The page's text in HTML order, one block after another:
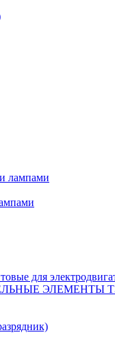
лампами
для
ЭЛЕМЕНТЫ